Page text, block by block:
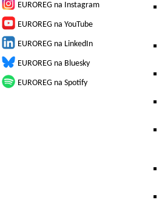
EUROREG na Instagram
EUROREG na YouTube
EUROREG na LinkedIn
EUROREG na Bluesky
EUROREG na Spotify